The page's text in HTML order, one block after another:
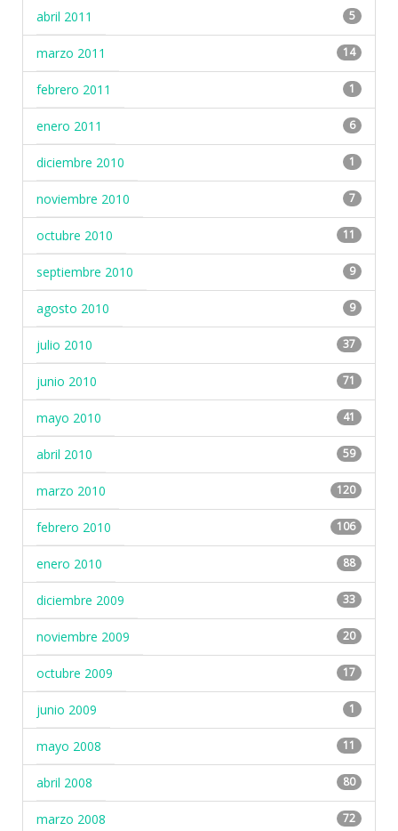
abril 2011 5
marzo 2011 14
febrero 2011 1
enero 2011 6
diciembre 2010 1
noviembre 2010 7
octubre 2010 11
septiembre 2010 9
agosto 2010 9
julio 2010 37
junio 2010 71
mayo 2010 41
abril 2010 59
marzo 2010 120
febrero 2010 106
enero 2010 88
diciembre 2009 33
noviembre 2009 20
octubre 2009 17
junio 2009 1
mayo 2008 11
abril 2008 80
marzo 2008 72